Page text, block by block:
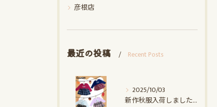
彦根店
最近の投稿 Recent Posts
2025/10/03
新作秋服入荷しました♪｜赤ちゃんデパート水谷